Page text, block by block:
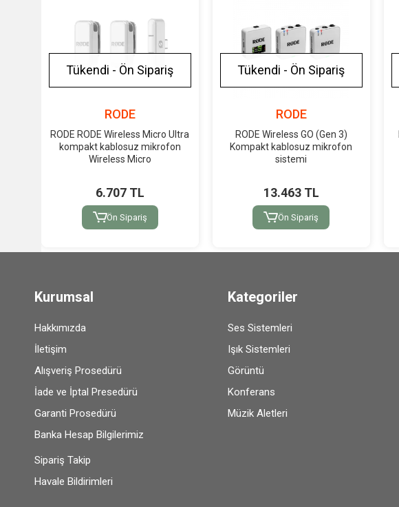
Tükendi - Ön Sipariş
RODE
RODE RODE Wireless Micro Ultra
kompakt kablosuz mikrofon
Wireless Micro
6.707 TL
Ön Sipariş
Tükendi - Ön Sipariş
RODE
RODE Wireless GO (Gen 3)
Kompakt kablosuz mikrofon
sistemi
13.463 TL
Ön Sipariş
Kurumsal
Hakkımızda
İletişim
Alışveriş Prosedürü
İade ve İptal Presedürü
Garanti Prosedürü
Banka Hesap Bilgilerimiz
Sipariş Takip
Havale Bildirimleri
Kategoriler
Ses Sistemleri
Işık Sistemleri
Görüntü
Konferans
Müzik Aletleri